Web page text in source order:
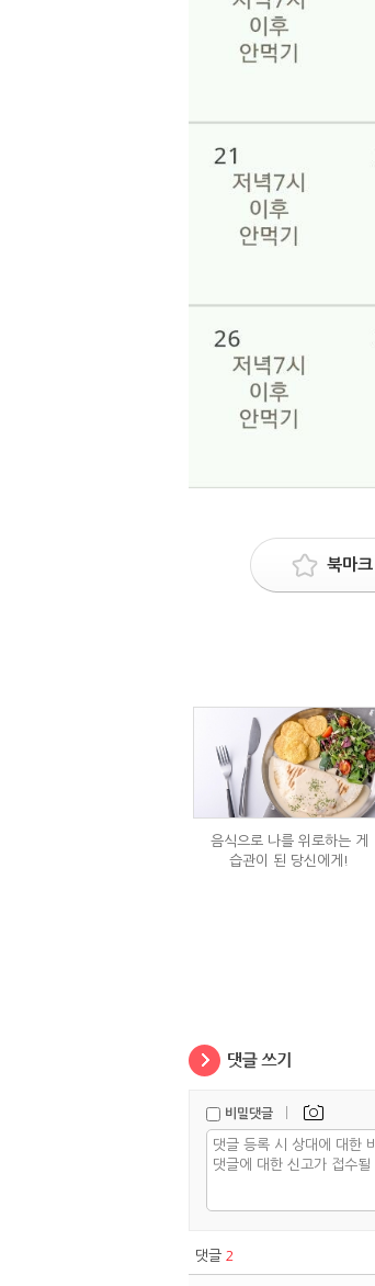
북마크
음식으로 나를 위로하는 게
습관이 된 당신에게!
비밀댓글
댓글 2